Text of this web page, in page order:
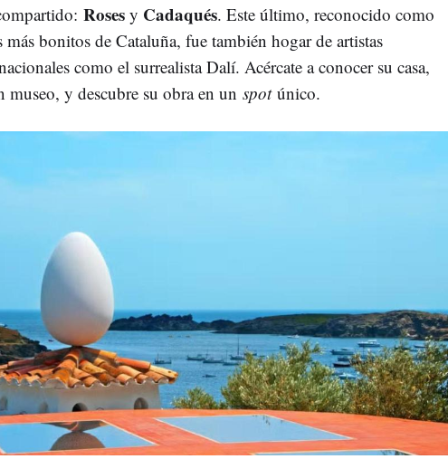
Roses y Cadaqués. Este último, reconocido como
bonitos de Cataluña, fue también hogar de artistas
como el surrealista Dalí. Acércate a conocer su casa,
museo, y descubre su obra en un spot único.